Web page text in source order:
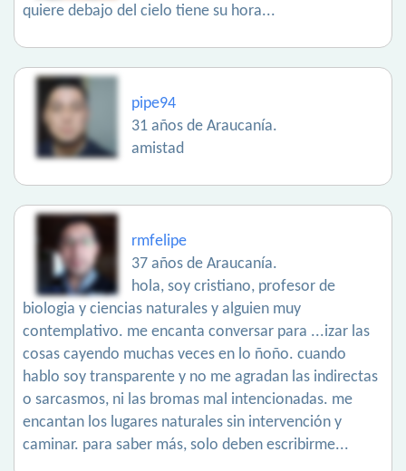
quiere debajo del cielo tiene su hora...
pipe94
31 años de Araucanía.
amistad
rmfelipe
37 años de Araucanía.
hola, soy cristiano, profesor de
biologia y ciencias naturales y alguien muy
contemplativo. me encanta conversar para ...izar las
cosas cayendo muchas veces en lo ñoño. cuando
hablo soy transparente y no me agradan las indirectas
o sarcasmos, ni las bromas mal intencionadas. me
encantan los lugares naturales sin intervención y
caminar. para saber más, solo deben escribirme...